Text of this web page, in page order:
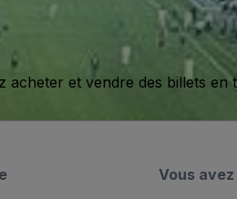
acheter et vendre des billets en
Vous